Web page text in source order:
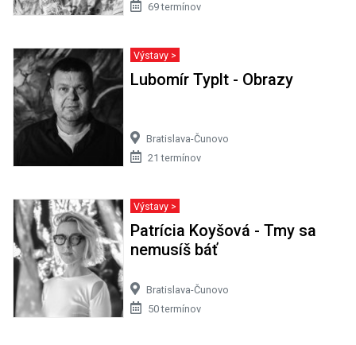
69 termínov
Výstavy >
Lubomír Typlt - Obrazy
Bratislava-Čunovo
21 termínov
Výstavy >
Patrícia Koyšová - Tmy sa
nemusíš báť
Bratislava-Čunovo
50 termínov